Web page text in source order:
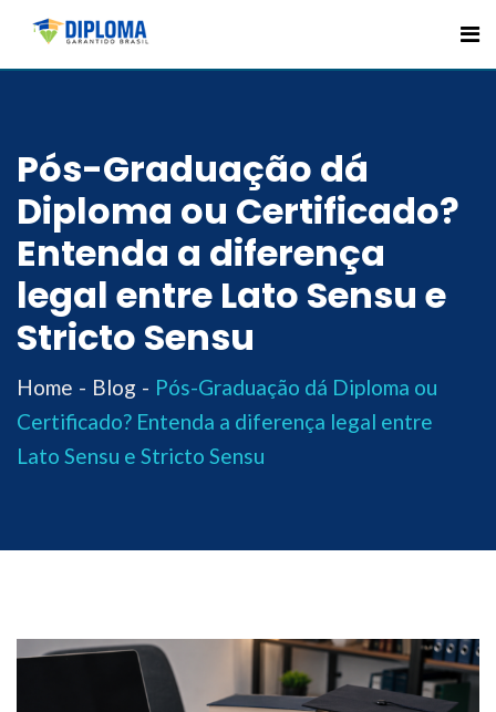
Skip
Pós-Graduação dá
Diploma ou Certificado?
Entenda a diferença
legal entre Lato Sensu e
Stricto Sensu
Home Blog
Pós-Graduação dá Diploma ou
Certificado? Entenda a diferença legal entre
Lato Sensu e Stricto Sensu